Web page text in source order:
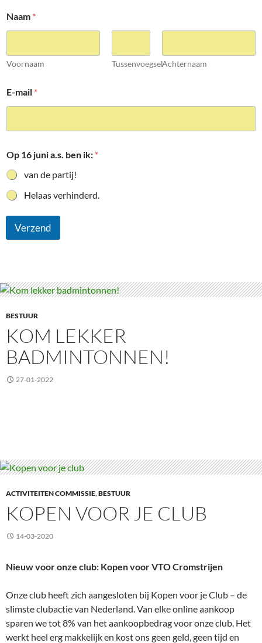
Naam *
Voornaam TussenvoegselAchternaam
E-mail *
Op 16 juni a.s. ben ik: *
van de partij!
Helaas verhinderd.
Verzend
BESTUUR
KOM LEKKER
BADMINTONNEN!
27-01-2022
ACTIVITEITEN COMMISSIE,BESTUUR
KOPEN VOOR JE CLUB
14-03-2020
Nieuw voor onze club: Kopen voor VTO Cromstrijen
Onze club heeft zich aangesloten bij Kopen voor je Club – de
slimste clubactie van Nederland. Van elke online aankoop
sparen we tot 8% van het aankoopbedrag voor onze club. Het
werkt heel erg makkelijk en kost ons geen geld, geen tijd en